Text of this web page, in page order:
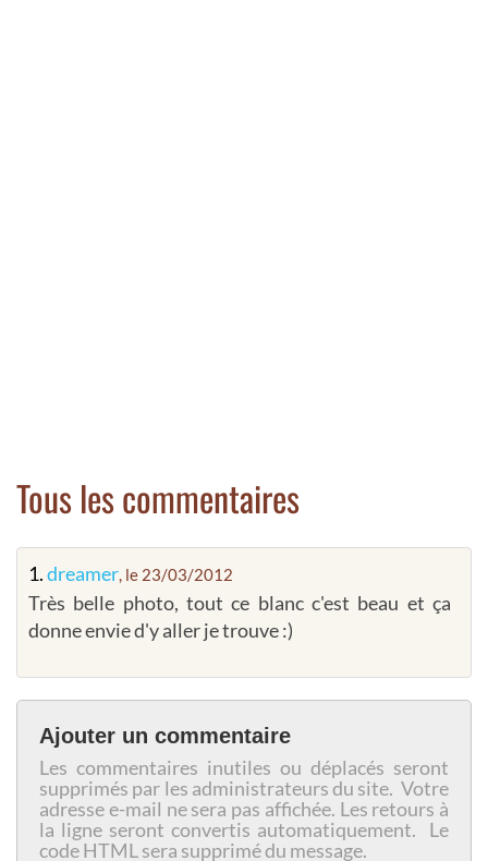
Tous les commentaires
1.dreamer, le 23/03/2012
Très belle photo, tout ce blanc c'est beau et ça
donne envie d'y aller je trouve :)
Ajouter un commentaire
Les commentaires inutiles ou déplacés seront
supprimés par les administrateurs du site. Votre
adresse e-mail ne sera pas affichée. Les retours à
la ligne seront convertis automatiquement. Le
code HTML sera supprimé du message.